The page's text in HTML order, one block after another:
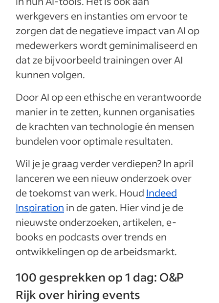
werkgevers en instanties om ervoor te
zorgen dat de negatieve impact van AI op
medewerkers wordt geminimaliseerd en
dat ze bijvoorbeeld trainingen over AI
kunnen volgen.
Door AI op een ethische en verantwoorde
manier in te zetten, kunnen organisaties
de krachten van technologie én mensen
bundelen voor optimale resultaten.
Wil je je graag verder verdiepen? In april
lanceren we een nieuw onderzoek over
de toekomst van werk. Houd Indeed
Inspiration in de gaten. Hier vind je de
nieuwste onderzoeken, artikelen, e-
books en podcasts over trends en
ontwikkelingen op de arbeidsmarkt.
100 gesprekken op 1 dag: O&P
Rijk over hiring events